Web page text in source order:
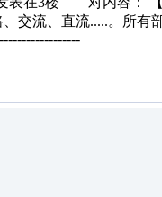
交流、直流.....。所有